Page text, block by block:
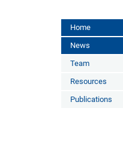
Home
News
Team
Resources
Publications